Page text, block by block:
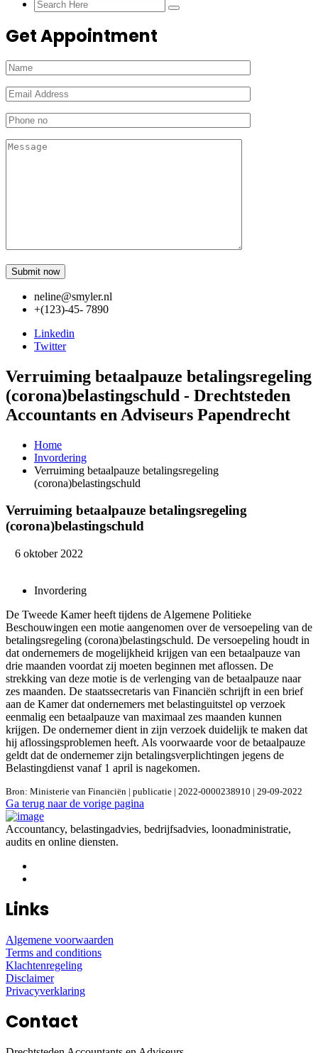
Get Appointment
neline@smyler.nl
+(123)-45- 7890
Linkedin
Twitter
Verruiming betaalpauze betalingsregeling
(corona)belastingschuld - Drechtsteden
Accountants en Adviseurs Papendrecht
Home
Invordering
Verruiming betaalpauze betalingsregeling
(corona)belastingschuld
Verruiming betaalpauze betalingsregeling
(corona)belastingschuld
6 oktober 2022
Invordering
De Tweede Kamer heeft tijdens de Algemene Politieke
Beschouwingen een motie aangenomen over de versoepeling van de
betalingsregeling (corona)belastingschuld. De versoepeling houdt in
dat ondernemers de mogelijkheid krijgen van een betaalpauze van
drie maanden voordat zij moeten beginnen met aflossen. De
strekking van deze motie is de verlenging van de betaalpauze naar
zes maanden. De staatssecretaris van Financiën schrijft in een brief
aan de Kamer dat ondernemers met belastinguitstel op verzoek
eenmalig een betaalpauze van maximaal zes maanden kunnen
krijgen. De ondernemer dient in zijn verzoek duidelijk te maken dat
hij aflossingsproblemen heeft. Als voorwaarde voor de betaalpauze
geldt dat de ondernemer zijn betalingsverplichtingen jegens de
Belastingdienst vanaf 1 april is nagekomen.
Bron: Ministerie van Financiën | publicatie | 2022-0000238910 | 29-09-2022
Ga terug naar de vorige pagina
Accountancy, belastingadvies, bedrijfsadvies, loonadministratie,
audits en online diensten.
Links
Algemene voorwaarden
Terms and conditions
Klachtenregeling
Disclaimer
Privacyverklaring
Contact